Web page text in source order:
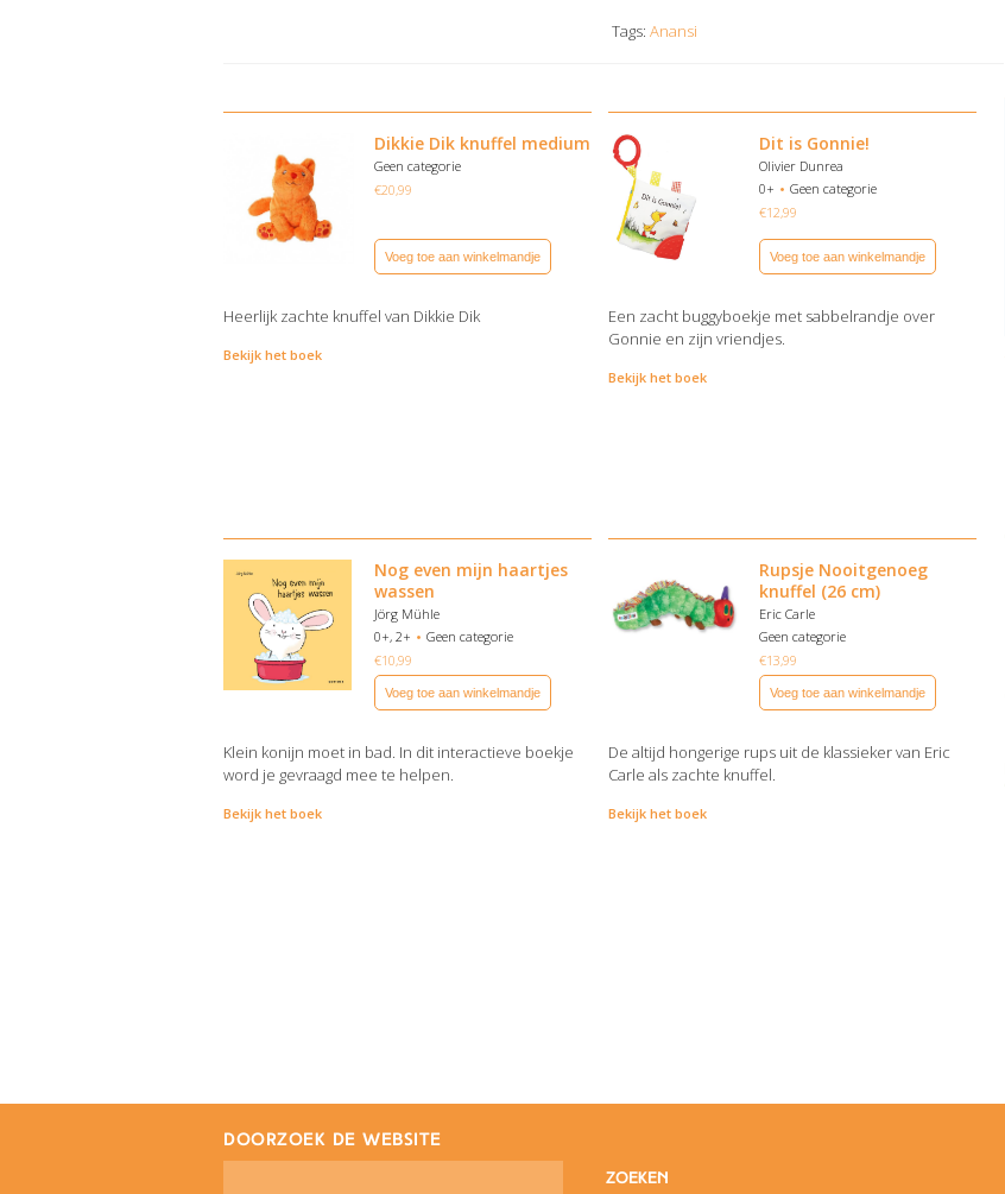
Tags: Anansi
Dikkie Dik knuffel medium
Geen categorie
€20,99
Voeg toe aan winkelmandje
Heerlijk zachte knuffel van Dikkie Dik
Bekijk het boek
Dit is Gonnie!
Olivier Dunrea
0+
Geen categorie
€12,99
Voeg toe aan winkelmandje
Een zacht buggyboekje met sabbelrandje over
Gonnie en zijn vriendjes.
Bekijk het boek
Nog even mijn haartjes
wassen
Jörg Mühle
0+, 2+
Geen categorie
€10,99
Voeg toe aan winkelmandje
Klein konijn moet in bad. In dit interactieve boekje
word je gevraagd mee te helpen.
Bekijk het boek
Rupsje Nooitgenoeg
knuffel (26 cm)
Eric Carle
Geen categorie
€13,99
Voeg toe aan winkelmandje
De altijd hongerige rups uit de klassieker van Eric
Carle als zachte knuffel.
Bekijk het boek
doorzoek de website